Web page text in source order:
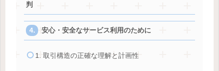
判
安心・安全なサービス利用のために
1. 取引構造の正確な理解と計画性